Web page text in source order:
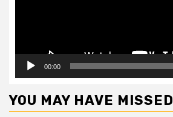
00:00
YOU MAY HAVE MISSED